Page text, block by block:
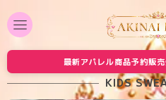
最新アパレル商品予約販
KIDS